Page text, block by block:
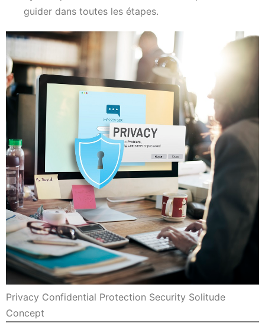
guider dans toutes les étapes.
Privacy Confidential Protection Security Solitude
Concept